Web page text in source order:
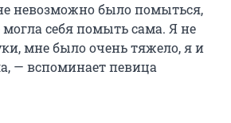
невозможно было помыться,
себя помыть сама. Я не
мне было очень тяжело, я и
— вспоминает певица